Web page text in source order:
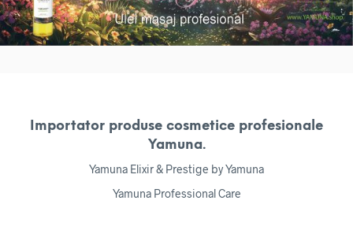
Importator produse cosmetice profesionale
Yamuna.
Yamuna Elixir & Prestige by Yamuna
Yamuna Professional Care